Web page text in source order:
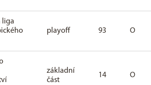
liga
playoff 93 O
základní
část
14 O